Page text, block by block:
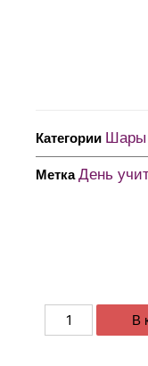
В
Категории Шары
Метка День